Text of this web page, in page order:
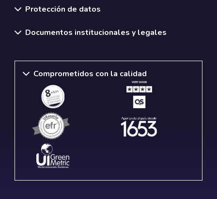
Protección de datos
Documentos institucionales y legales
Comprometidos con la calidad